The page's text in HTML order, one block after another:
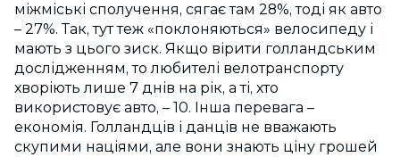
міжміські сполучення, сягає там 28%, тоді як авто
– 27%. Так, тут теж «поклоняються» велосипеду і
мають з цього зиск. Якщо вірити голландським
дослідженням, то любителі велотранспорту
хворіють лише 7 днів на рік, а ті, хто
використовує авто, – 10. Інша перевага –
економія. Голландців і данців не вважають
скупими націями, але вони знають ціну грошей